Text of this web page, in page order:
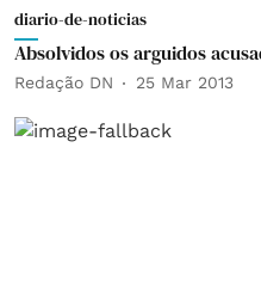
diario-de-noticias
Absolvidos os arguidos
Redação DN 25 Mar 2013